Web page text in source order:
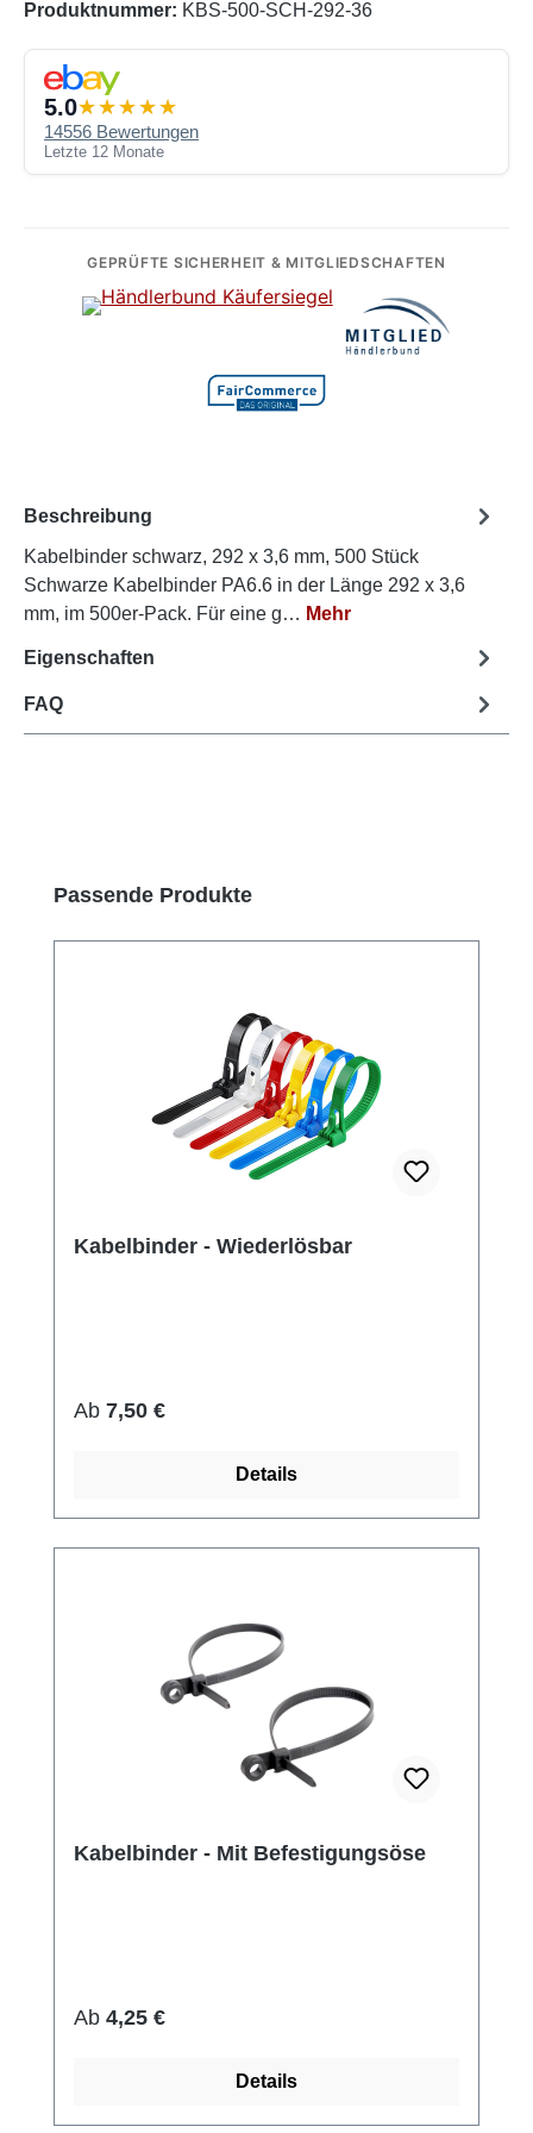
Produktnummer: KBS-500-SCH-292-36
5.0
14556 Bewertungen
Letzte 12 Monate
GEPRÜFTE SICHERHEIT & MITGLIEDSCHAFTEN
Beschreibung
Kabelbinder schwarz, 292 x 3,6 mm, 500 Stück
Schwarze Kabelbinder PA6.6 in der Länge 292 x 3,6
mm, im 500er-Pack. Für eine g… Mehr
Eigenschaften
FAQ
Produktgalerie überspringen
Passende Produkte
Kabelbinder - Wiederlösbar
Regulärer Preis:
Ab 7,50 €
Details
Kabelbinder - Mit Befestigungsöse
Regulärer Preis:
Ab 4,25 €
Details